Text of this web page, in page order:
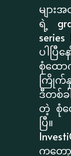
များ
ရဲ့
ပါပြီန
စုံထ
ကြိုက်
ဒီတစ်
တဲ့ စုံထ
ပြီ။
ကတေ